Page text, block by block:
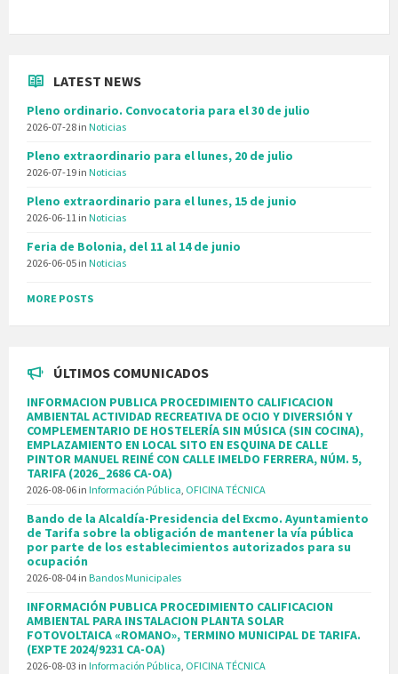
LATEST NEWS
Pleno ordinario. Convocatoria para el 30 de julio
2026-07-28 in Noticias
Pleno extraordinario para el lunes, 20 de julio
2026-07-19 in Noticias
Pleno extraordinario para el lunes, 15 de junio
2026-06-11 in Noticias
Feria de Bolonia, del 11 al 14 de junio
2026-06-05 in Noticias
MORE POSTS
ÚLTIMOS COMUNICADOS
INFORMACION PUBLICA PROCEDIMIENTO CALIFICACION
AMBIENTAL ACTIVIDAD RECREATIVA DE OCIO Y DIVERSIÓN Y
COMPLEMENTARIO DE HOSTELERÍA SIN MÚSICA (SIN COCINA),
EMPLAZAMIENTO EN LOCAL SITO EN ESQUINA DE CALLE
PINTOR MANUEL REINÉ CON CALLE IMELDO FERRERA, NÚM. 5,
TARIFA (2026_2686 CA-OA)
2026-08-06 in Información Pública, OFICINA TÉCNICA
Bando de la Alcaldía-Presidencia del Excmo. Ayuntamiento
de Tarifa sobre la obligación de mantener la vía pública
por parte de los establecimientos autorizados para su
ocupación
2026-08-04 in Bandos Municipales
INFORMACIÓN PUBLICA PROCEDIMIENTO CALIFICACION
AMBIENTAL PARA INSTALACION PLANTA SOLAR
FOTOVOLTAICA «ROMANO», TERMINO MUNICIPAL DE TARIFA.
(EXPTE 2024/9231 CA-OA)
2026-08-03 in Información Pública, OFICINA TÉCNICA